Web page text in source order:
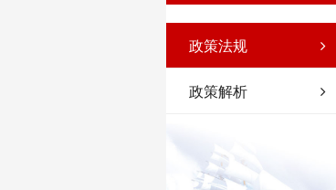
政策法规
政策解析